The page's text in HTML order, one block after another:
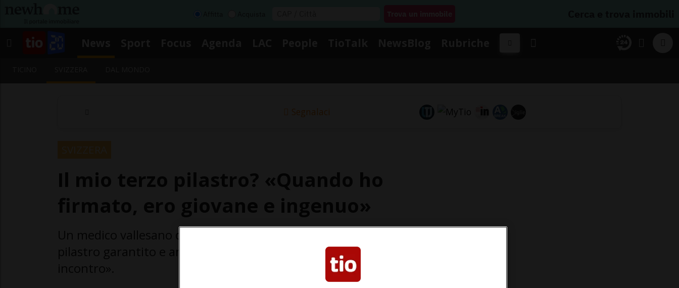
Segnalaci
pilastro garantito e ammette: «Non avevo capito bene a cosa andavo